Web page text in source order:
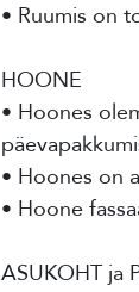
• Ruumis on
HOONE
• Hoones
• Hoones on
• Hoone
ASUKOHT ja